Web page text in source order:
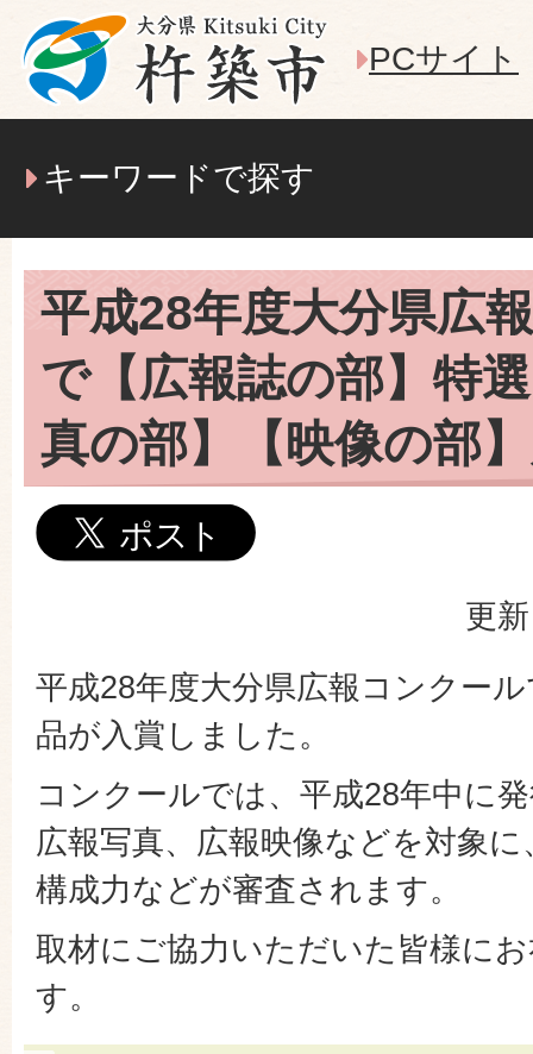
PCサイト
キーワードで探す
平成28年度大分県広
で【広報誌の部】特
真の部】【映像の部
更
平成28年度大分県広報コンクー
品が入賞しました。
コンクールでは、平成28年中に
広報写真、広報映像などを対象
構成力などが審査されます。
取材にご協力いただいた皆様に
す。